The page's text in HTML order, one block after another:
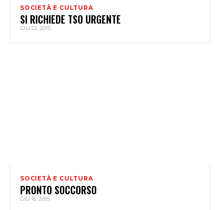
SOCIETÀ E CULTURA
SI RICHIEDE TSO URGENTE
GIU 22, 2015
SOCIETÀ E CULTURA
PRONTO SOCCORSO
GIU 16, 2015